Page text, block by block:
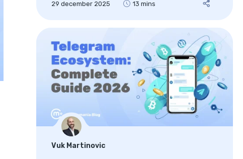
29 december 2025 13 mins
Vuk Martinovic